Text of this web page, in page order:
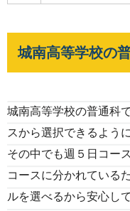
城南高等学校の
城南高等学校の普通科
スから選択できるよう
その中でも週５日コー
コースに分かれている
ルを選べるから安心し